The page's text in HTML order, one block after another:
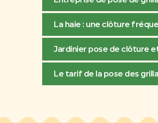
La haie : une clôture
Jardinier pose de clôture
Le tarif de la pose des